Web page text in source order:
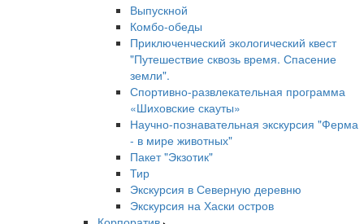
Выпускной
Комбо-обеды
Приключенческий экологический квест
"Путешествие сквозь время. Спасение
земли".
Спортивно-развлекательная программа
«Шиховские скауты»
Научно-познавательная экскурсия "Ферма
- в мире животных"
Пакет "Экзотик"
Тир
Экскурсия в Северную деревню
Экскурсия на Хаски остров